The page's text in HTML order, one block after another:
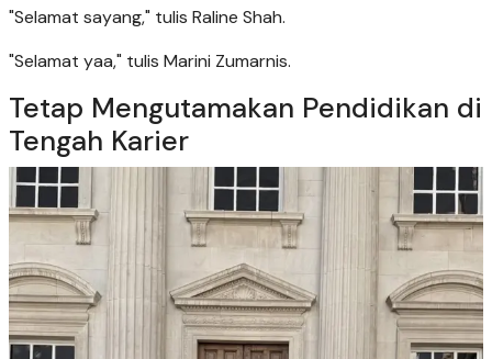
"Selamat sayang," tulis Raline Shah.
"Selamat yaa," tulis Marini Zumarnis.
Tetap Mengutamakan Pendidikan di
Tengah Karier